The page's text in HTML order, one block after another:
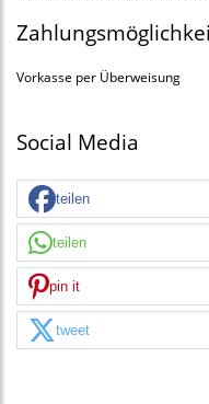
Vorkasse per Überweisung
Social Media
teilen
teilen
pin it
tweet